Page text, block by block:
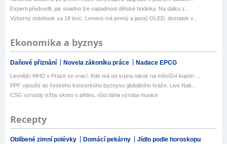
Experti předvedli, jak snadno lze napadnout dětské hodinky. Na dálku z...
Výborný notebook za 18 tisíc. Lenovo má jemný a jasný OLED, dostatek v...
Ekonomika a byznys
Daňové přiznání Novela zákoníku práce Nadace EPCG
Levnější MHD v Praze se vrací. Kdo má od srpna nárok na měsíční kupón ...
PPF vpouští do českého koncertního byznysu globálního hráče. Live Nati...
CSG vzrostly tržby skoro o pětinu, růst táhla výroba munice
Recepty
Oblíbené zimní polévky Domácí pekárny Jídlo podle horoskopu